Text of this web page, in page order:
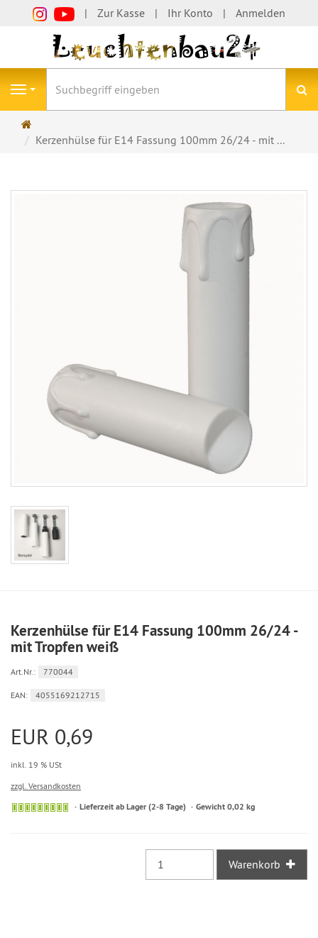
Zur Kasse Ihr Konto Anmelden
Navigation
Kerzenhülse für E14 Fassung 100mm 26/24 - mit ...
Kerzenhülse für E14 Fassung 100mm 26/24 -
mit Tropfen weiß
Art.Nr.: 770044
EAN: 4055169212715
EUR 0,69
inkl. 19 % USt
zzgl. Versandkosten
Sofort
Lieferzeit ab Lager (2-8 Tage) Gewicht 0,02 kg
Warenkorb